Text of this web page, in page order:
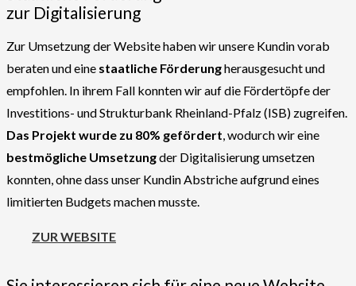
zur Digitalisierung
Zur Umsetzung der Website haben wir unsere Kundin vorab
beraten und eine staatliche Förderungherausgesucht und
empfohlen. In ihrem Fall konnten wir auf die Fördertöpfe der
Investitions- und Strukturbank Rheinland-Pfalz (ISB) zugreifen.
Das Projekt wurde zu 80% gefördert, wodurch wir eine
bestmögliche Umsetzungder Digitalisierung umsetzen
konnten, ohne dass unser Kundin Abstriche aufgrund eines
limitierten Budgets machen musste.
ZUR WEBSITE